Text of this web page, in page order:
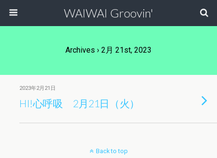
WAIWAI Groovin'
Archives › 2月 21st, 2023
2023年2月21日
HI!心呼吸 2月21日（火）
Back to top